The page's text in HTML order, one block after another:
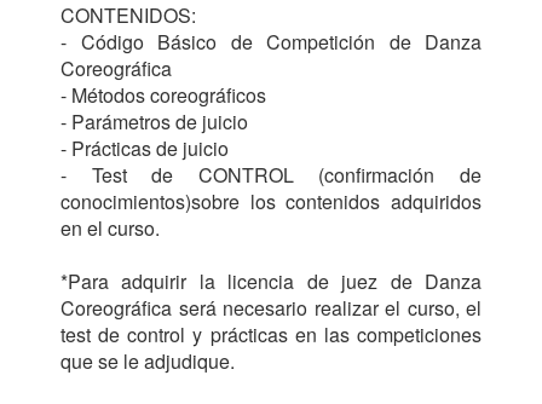
CONTENIDOS:
- Código Básico de Competición de Danza
Coreográfica
- Métodos coreográficos
- Parámetros de juicio
- Prácticas de juicio
- Test de CONTROL (confirmación de
conocimientos)sobre los contenidos adquiridos
en el curso.
*Para adquirir la licencia de juez de Danza
Coreográfica será necesario realizar el curso, el
test de control y prácticas en las competiciones
que se le adjudique.